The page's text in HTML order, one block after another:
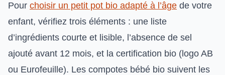
Pour choisir un petit pot bio adapté à l’âge de votre
enfant, vérifiez trois éléments : une liste
d’ingrédients courte et lisible, l’absence de sel
ajouté avant 12 mois, et la certification bio (logo AB
ou Eurofeuille). Les compotes bébé bio suivent les